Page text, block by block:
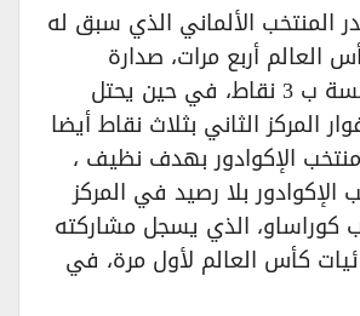
المنتخب الألماني الذي سبق له
العالم أربع مرات، صدارة
المجموعة الخامسة ب 3 نقاط، في حين يحتل
المركز الثاني بثلاث نقاط أيضا
الإكوادور بهدف نظيف ،
بلا رصيد في المركز
كوراساو، الذي يسجل مشاركته
كأس العالم لأول مرة، في